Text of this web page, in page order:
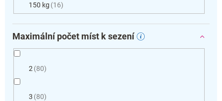
150 kg 16
Maximální počet míst k sezení
2 80
3 80